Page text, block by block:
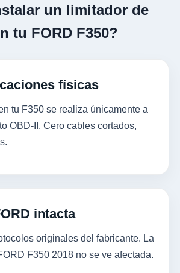
un limitador de
tu FORD F350?
físicas
tu F350 se realiza únicamente a
OBD-II. Cero cables cortados,
intacta
originales del fabricante. La
F350 2018 no se ve afectada.